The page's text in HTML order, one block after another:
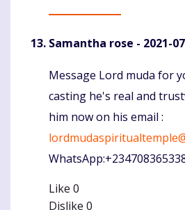
Samantha rose - 2021-
Komentaras
Message Lord muda for
casting he's real and
him now on his email :
Like 0
Dislike 0